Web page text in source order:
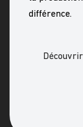
différence.
Découvrir